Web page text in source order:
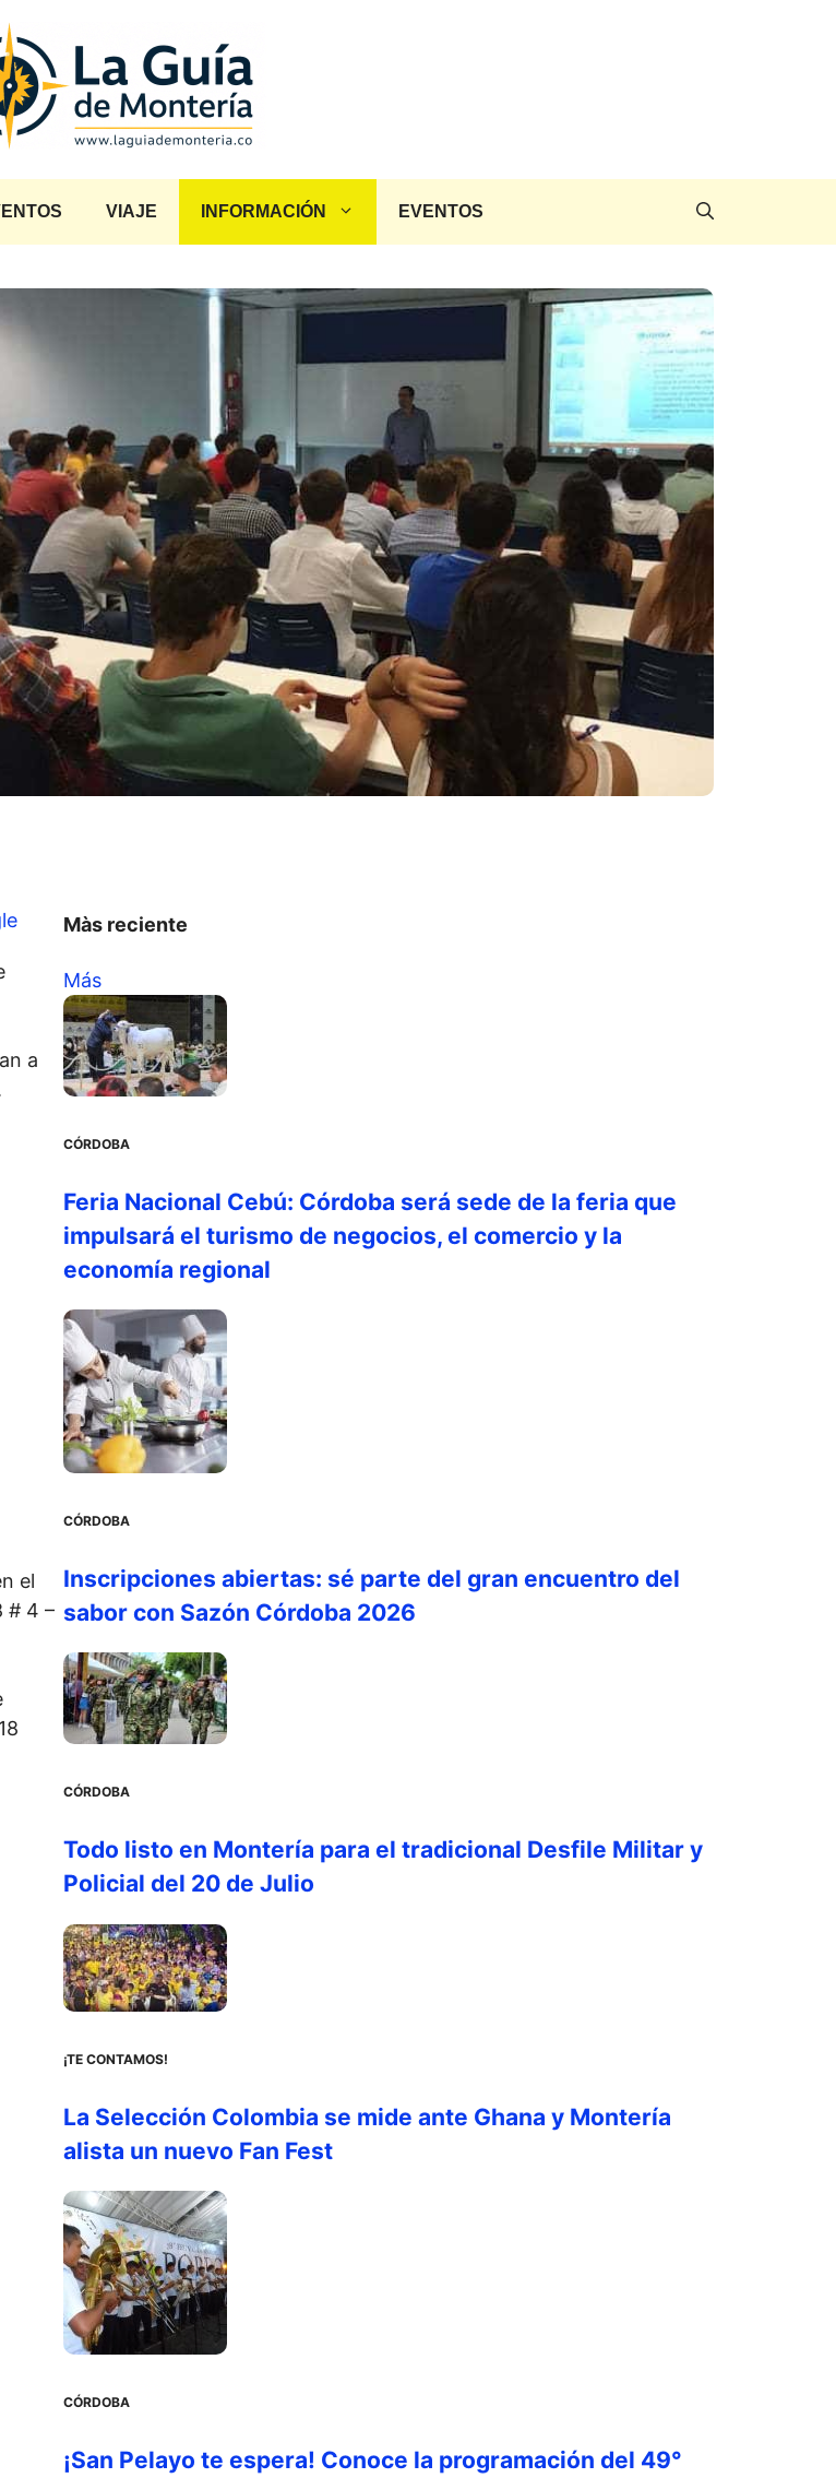
VIAJE INFORMACIÓN EVENTOS
a
el
# 4 –
Màs reciente
Más
CÓRDOBA
Feria Nacional Cebú: Córdoba será sede de la feria que
impulsará el turismo de negocios, el comercio y la
economía regional
CÓRDOBA
Inscripciones abiertas: sé parte del gran encuentro del
sabor con Sazón Córdoba 2026
CÓRDOBA
Todo listo en Montería para el tradicional Desfile Militar y
Policial del 20 de Julio
¡TE CONTAMOS!
La Selección Colombia se mide ante Ghana y Montería
alista un nuevo Fan Fest
CÓRDOBA
¡San Pelayo te espera! Conoce la programación del 49°